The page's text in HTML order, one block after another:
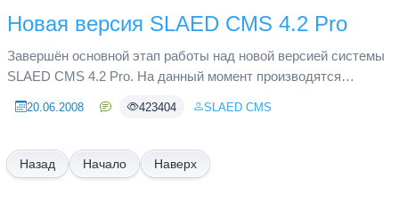
Новая версия SLAED CMS 4.2 Pro
Завершён основной этап работы над новой версией системы
SLAED CMS 4.2 Pro. На данный момент производятся
окончательной сборки архива. В...
20.06.2008 423404 SLAED CMS
Начало Наверх